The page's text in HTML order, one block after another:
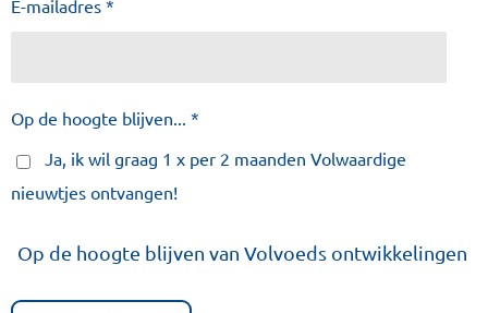
E-mailadres *
Op de hoogte blijven... *
Ja, ik wil graag 1 x per 2 maanden Volwaardige
nieuwtjes ontvangen!
Op de hoogte blijven van Volvoeds ontwikkelingen